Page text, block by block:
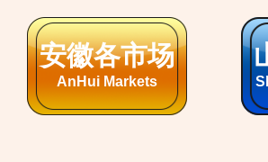
南康家具展